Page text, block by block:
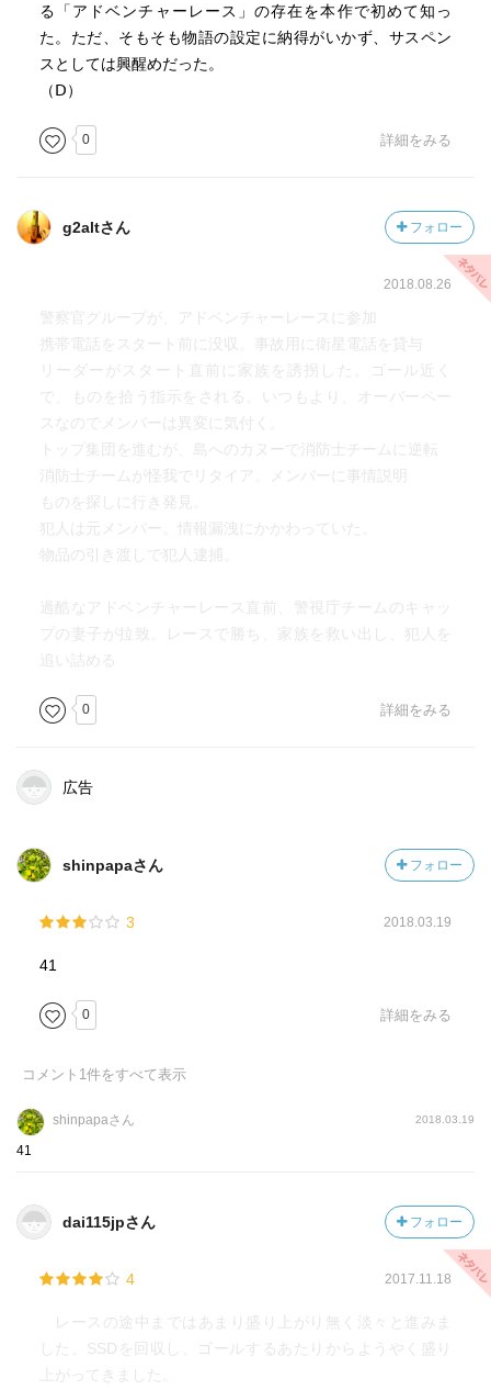
る「アドベンチャーレース」の存在を本作で初めて知っ
た。ただ、そもそも物語の設定に納得がいかず、サスペン
スとしては興醒めだった。
（Ⅾ）
0 詳細をみる
g2altさん フォロー
2018.08.26
警察官グループが、アドベンチャーレースに参加
携帯電話をスタート前に没収。事故用に衛星電話を貸与
リーダーがスタート直前に家族を誘拐した。ゴール近く
で、ものを拾う指示をされる。いつもより、オーバーペー
スなのでメンバーは異変に気付く。
トップ集団を進むが、島へのカヌーで消防士チームに逆転
消防士チームが怪我でリタイア。メンバーに事情説明
ものを探しに行き発見。
犯人は元メンバー。情報漏洩にかかわっていた。
物品の引き渡しで犯人逮捕。
過酷なアドベンチャーレース直前、警視庁チームのキャッ
プの妻子が拉致。レースで勝ち、家族を救い出し、犯人を
追い詰める
0 詳細をみる
広告
shinpapaさん フォロー
3 2018.03.19
41
0 詳細をみる
コメント 1件をすべて表示
shinpapaさん 2018.03.19
41
dai115jpさん フォロー
4 2017.11.18
レースの途中まではあまり盛り上がり無く淡々と進みま
した。SSDを回収し、ゴールするあたりからようやく盛り
上がってきました。